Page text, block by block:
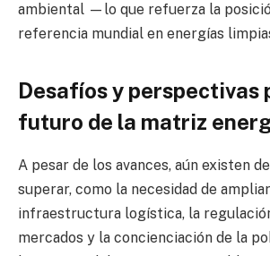
ambiental —lo que refuerza la
referencia mundial en energías
Desafíos y perspectivas
futuro de la matriz
A pesar de los avances, aún existen
superar, como la necesidad de
infraestructura logística, la
mercados y la concienciación de la